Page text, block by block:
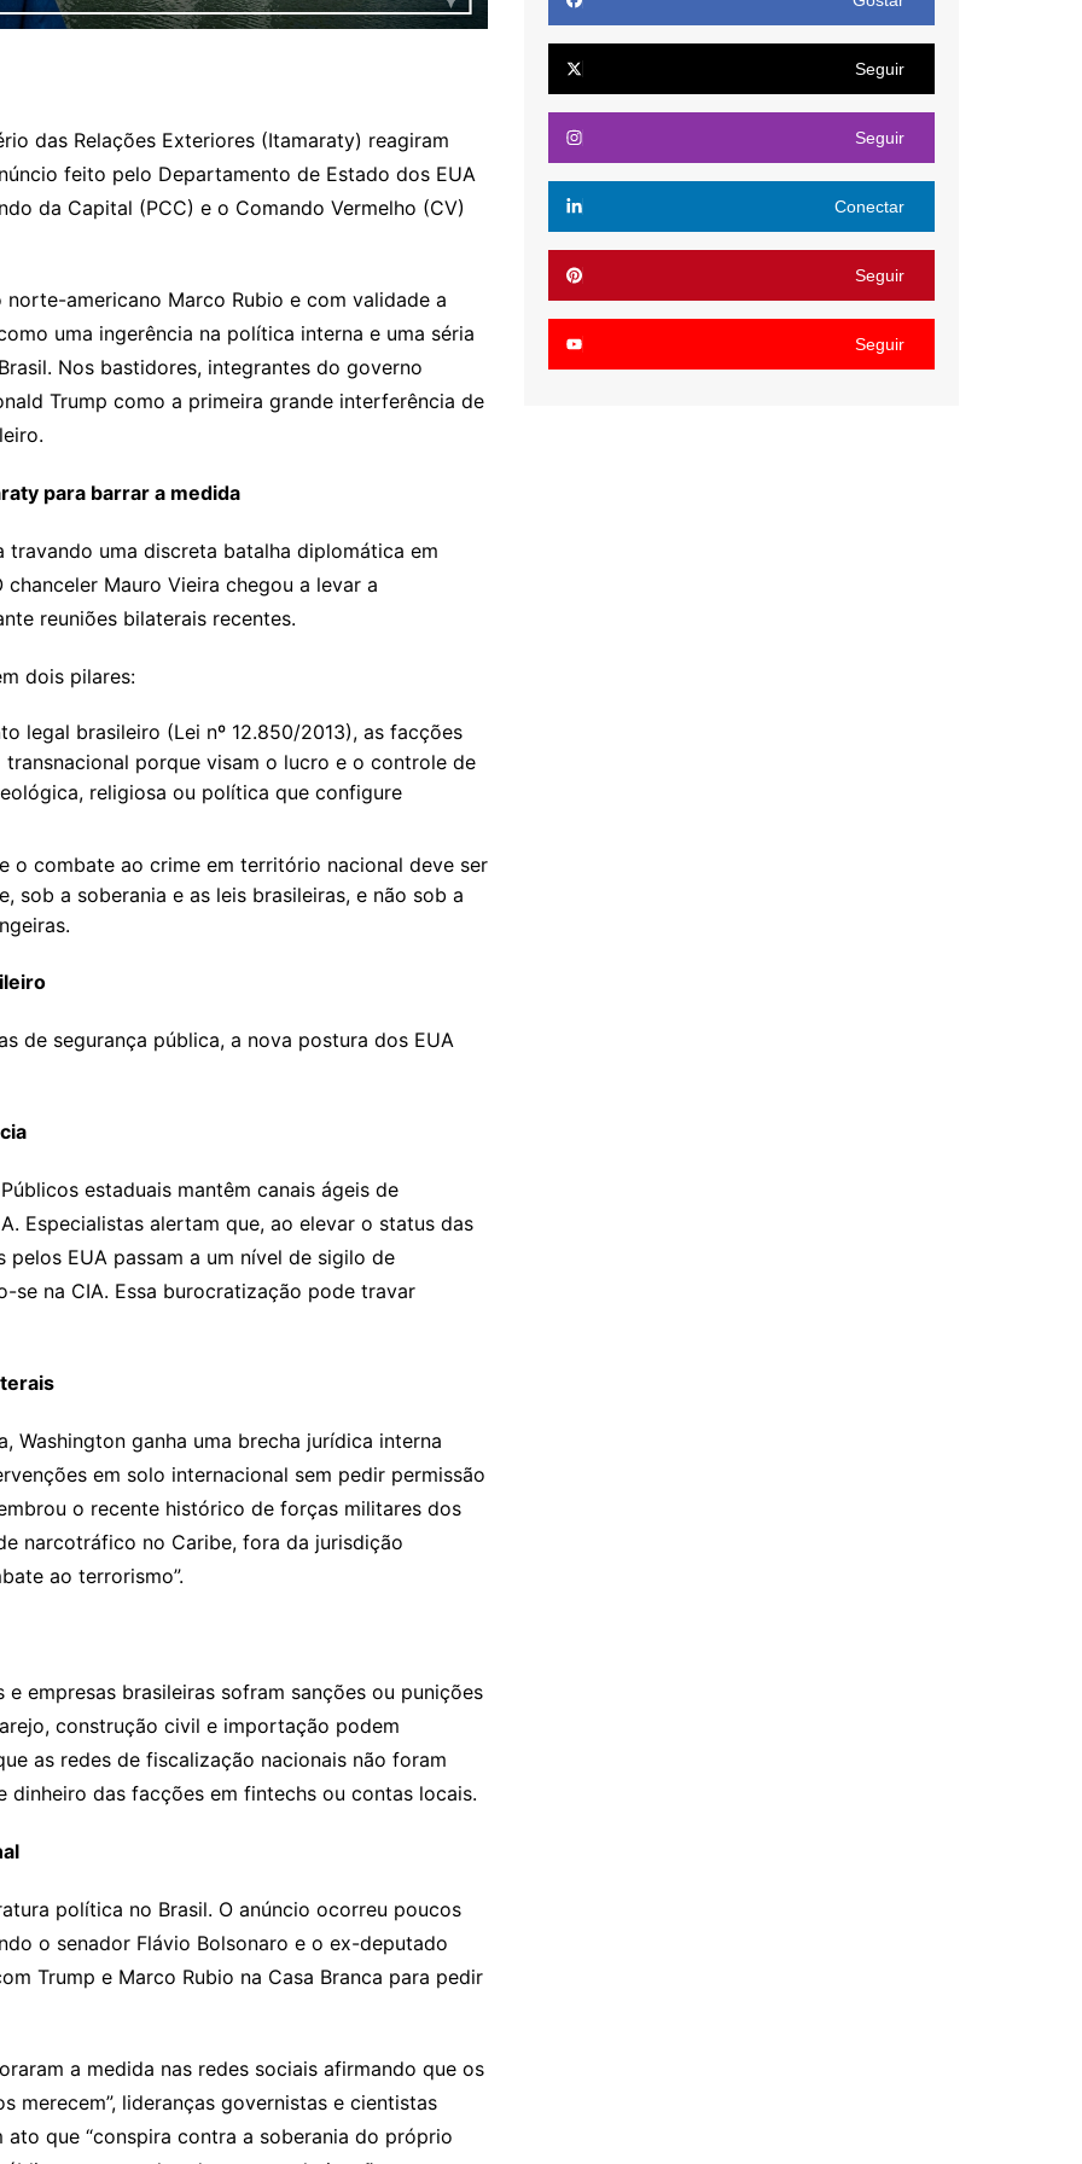
das Relações Exteriores (Itamaraty) reagiram
feito pelo Departamento de Estado dos EUA
da Capital (PCC) e o Comando Vermelho (CV)
americano Marco Rubio e com validade a
uma ingerência na política interna e uma séria
Nos bastidores, integrantes do governo
Trump como a primeira grande interferência de
para barrar a medida
uma discreta batalha diplomática em
Mauro Vieira chegou a levar a
reuniões bilaterais recentes.
dois pilares:
legal brasileiro (Lei nº 12.850/2013), as facções
porque visam o lucro e o controle de
religiosa ou política que configure
o combate ao crime em território nacional deve ser
a soberania e as leis brasileiras, e não sob a
de segurança pública, a nova postura dos EUA
estaduais mantêm canais ágeis de
Especialistas alertam que, ao elevar o status das
EUA passam a um nível de sigilo de
se na CIA. Essa burocratização pode travar
Washington ganha uma brecha jurídica interna
em solo internacional sem pedir permissão
o recente histórico de forças militares dos
narcotráfico no Caribe, fora da jurisdição
ao terrorismo”.
empresas brasileiras sofram sanções ou punições
construção civil e importação podem
as redes de fiscalização nacionais não foram
das facções em fintechs ou contas locais.
política no Brasil. O anúncio ocorreu poucos
o senador Flávio Bolsonaro e o ex-deputado
Trump e Marco Rubio na Casa Branca para pedir
a medida nas redes sociais afirmando que os
merecem”, lideranças governistas e cientistas
que “conspira contra a soberania do próprio
Seguir
Seguir
Conectar
Seguir
Seguir